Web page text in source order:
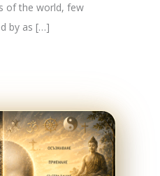
of the world, few
by as […]